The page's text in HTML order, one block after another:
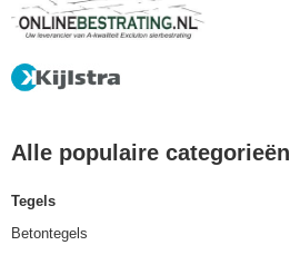
Alle populaire categorieën
Tegels
Betontegels